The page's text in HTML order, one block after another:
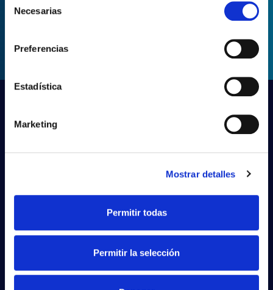
Necesarias
Preferencias
Estadística
Marketing
Mostrar detalles
Permitir todas
Permitir la selección
PRILUX LIGHTING S.L.U.